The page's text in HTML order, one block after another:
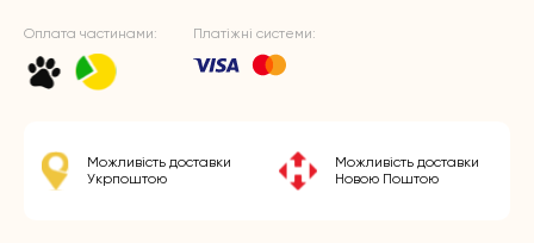
Оплата частинами: Платіжні системи:
Можливість доставки
Укрпоштою
Можливість доставки
Новою Поштою